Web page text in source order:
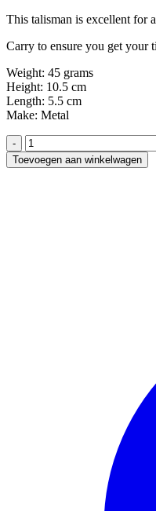
This talisman is excellent for
Carry to ensure you get your
Weight: 45 grams
Height: 10.5 cm
Length: 5.5 cm
Make: Metal
Black
Tortoise
Lunar
Toevoegen aan winkelwagen